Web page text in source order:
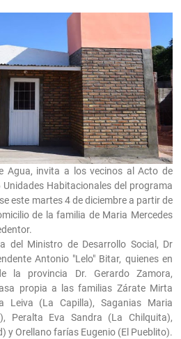
Agua, invita a los vecinos al Acto de
Habitacionales del programa
este martes 4 de diciembre a partir de
de la familia de Maria Mercedes
del Ministro de Desarrollo Social, Dr
Antonio "Lelo" Bitar, quienes en
la provincia Dr. Gerardo Zamora,
propia a las familias Zárate Mirta
Leiva (La Capilla), Saganias Maria
Peralta Eva Sandra (La Chilquita),
y Orellano farías Eugenio (El Pueblito).